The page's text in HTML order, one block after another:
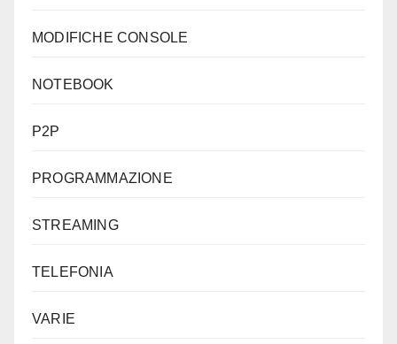
MODIFICHE CONSOLE
NOTEBOOK
P2P
PROGRAMMAZIONE
STREAMING
TELEFONIA
VARIE